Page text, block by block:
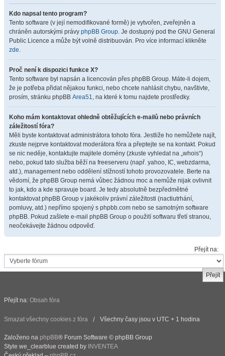
Kdo napsal tento program?
Tento software (v její nemodifikované formě) je vytvořen, zveřejněn a
chráněn autorskými právy phpBB Group. Je dostupný pod the GNU General
Public Licence a může být volně distribuován. Pro více informací klikněte
zde.
Proč není k dispozici funkce X?
Tento software byl napsán a licencován přes phpBB Group. Máte-li dojem,
že je potřeba přidat nějakou funkci, nebo chcete nahlásit chybu, navštivte,
prosím, stránku phpBB Area51, na které k tomu najdete prostředky.
Koho mám kontaktovat ohledně obtěžujících e-mailů nebo právních
záležitostí fóra?
Měli byste kontaktovat administrátora tohoto fóra. Jestliže ho nemůžete najít,
zkuste nejprve kontaktovat moderátora fóra a přeptejte se na kontakt. Pokud
se nic neděje, kontaktujte majitele domény (zkuste vyhledat na „whois“)
nebo, pokud tato služba běží na freeserveru (např. yahoo, IC, webzdarma,
atd.), management nebo oddělení stížností tohoto provozovatele. Berte na
vědomí, že phpBB Group nemá vůbec žádnou moc a nemůže nijak ovlivnit
to jak, kdo a kde spravuje board. Je tedy absolutně bezpředmětné
kontaktovat phpBB Group v jakékoliv právní záležitosti (nactiutrhání,
pomluvy, atd.) nepřímo spojený s phpbb.com nebo se samotným software
phpBB. Pokud zašlete e-mail phpBB Group o použití softwaru třetí stranou,
neočekávejte žádnou odpověď.
Přejít na:
Přejít na: Obsah fóra
Smazat všechny cookies z fóra Všechny časy jsou v UTC + 1 hodina
Založeno na phpBB® Forum Software © phpBB Group
Style we_clearblue created by INVENTEA